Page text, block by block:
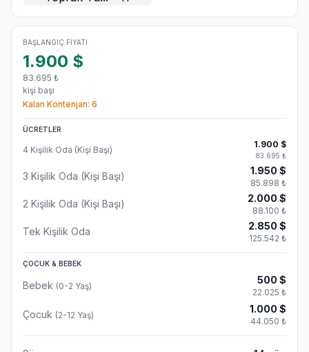
BAŞLANGIÇ FIYATI
1.900 $
83.695 ₺
kişi başı
Kalan Kontenjan: 6
ÜCRETLER
4 Kişilik Oda (Kişi Başı)
1.900 $
83.695 ₺
3 Kişilik Oda (Kişi Başı) 1.950 $
85.898 ₺
2 Kişilik Oda (Kişi Başı) 2.000 $
88.100 ₺
Tek Kişilik Oda 2.850 $
125.542 ₺
ÇOCUK & BEBEK
Bebek (0-2 Yaş)
500 $
22.025 ₺
Çocuk (2-12 Yaş)
1.000 $
44.050 ₺